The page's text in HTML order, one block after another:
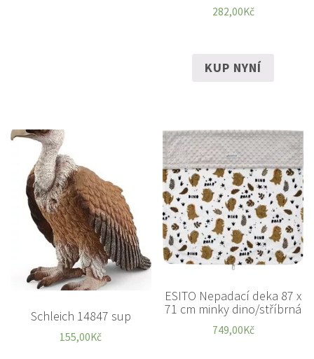
282,00Kč
KUP NYNÍ
Schleich 14847 sup
155,00Kč
ESITO Nepadací deka 87 x
71 cm minky dino/stříbrná
749,00Kč